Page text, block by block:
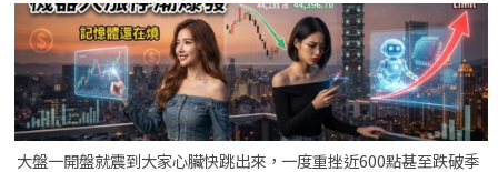
大盤一開盤就震到大家心臟快跳出來，一度重挫近600點甚至跌破季